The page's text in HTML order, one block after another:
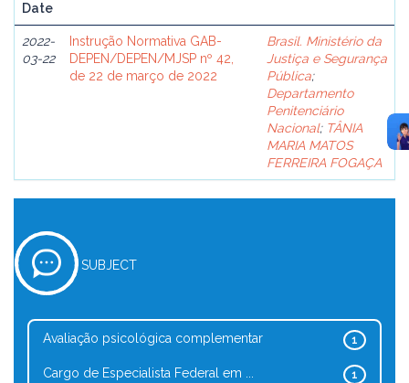
Date
2022-
03-22
Instrução Normativa GAB-
DEPEN/DEPEN/MJSP nº 42,
de 22 de março de 2022
Brasil. Ministério da
Justiça e Segurança
Pública;
Departamento
Penitenciário
Nacional; TÂNIA
MARIA MATOS
FERREIRA FOGAÇA
SUBJECT
1
Avaliação psicológica complementar
1
Cargo de Especialista Federal em ...